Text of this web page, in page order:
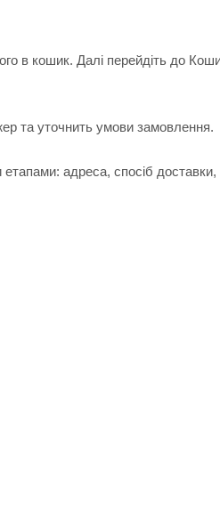
в кошик. Далі перейдіть до
та уточнить умови замовлення.
адреса, спосіб доставки,